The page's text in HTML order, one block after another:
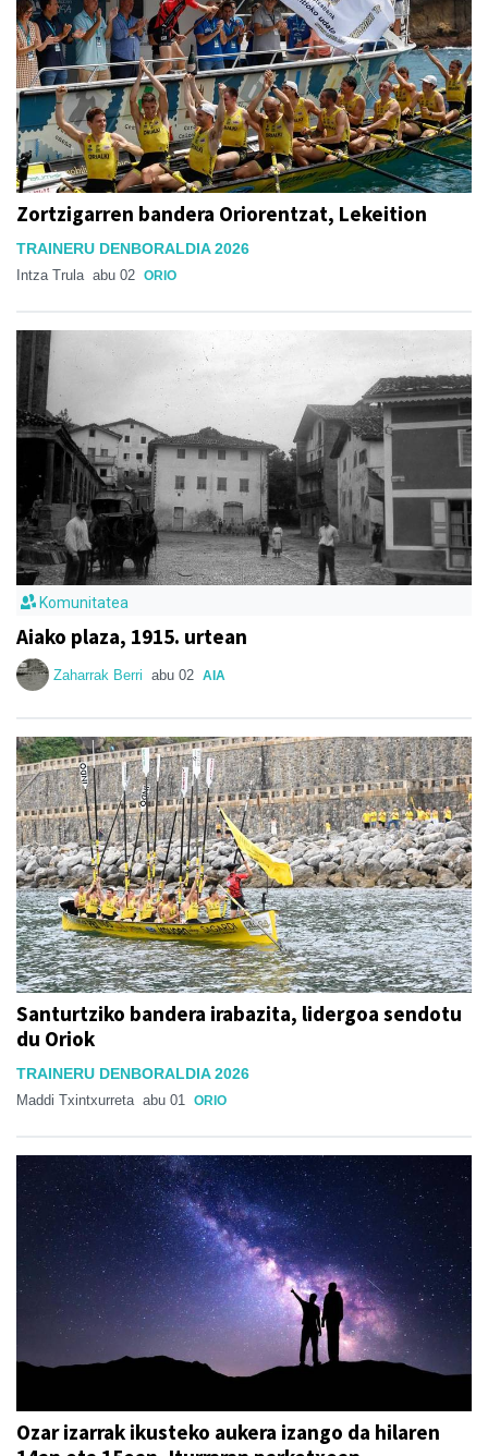
Zortzigarren bandera Oriorentzat, Lekeition
TRAINERU DENBORALDIA 2026
Intza Trula abu 02 ORIO
Komunitatea
Aiako plaza, 1915. urtean
Zaharrak Berri abu 02 AIA
Santurtziko bandera irabazita, lidergoa sendotu
du Oriok
TRAINERU DENBORALDIA 2026
Maddi Txintxurreta abu 01 ORIO
Ozar izarrak ikusteko aukera izango da hilaren